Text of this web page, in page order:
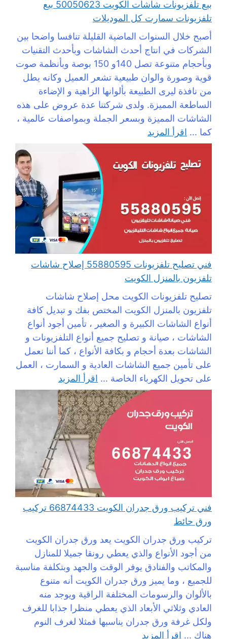
بيع تلفزيونات شاشات الكويت 50050623 بيع
تلفزيونات سمارت كل الموديلات
أصبح خلال السنوات الماضية القليلة تنافسا واضحا بين
الشركات في انتاج أحدث الشاشات وبأحدث التقنيات
وبأحجام متنوعة تصل 140و 150 بوصة وبأنظمة صوت
قوية وصورة والوان طبيعية تشعر العميل وكانه يطل
من نافذة ليرى الطبيعة بألوانها الزاهية و الإضاءة
الساطعة المميزة. ولدى شركتنا عدة عروض على هذه
الشاشات المميزة وبسعر الجملة وبمواصفات عالمية ،
كما ... اقرأ المزيد
فني تصليح تلفزيونات 55880595 إصلاح شاشات
تلفزيون بالمنزل الكويت
تصليح تلفزيونات الكويت محل إصلاح شاشات
تلفزيون بالمنزل الكويت المختص بفك و تبديل كافة
أنواع الشاشات الكبيرة و الصغير ، تأمين أجود أنواع
الشاشات ، صيانة و تصليح جميع أنواع التلفزيونات و
الشاشات بعدة أحجام و بكافة الأنواع ، كما أننا نعمل
على تأمين جميع الشاشات العادية و السمارت ، العمل
على تحويل الكهرباء الخاصة ... اقرأ المزيد
فني تركيب ورق جدران الكويت 66874433 تركيب
ورق حائط
تركيب ورق جدران الكويت يعد ورق جدران الكويت
من أجود الأنواع والذي يعطي رونقا جميلا للمنازل
والمكاتب والفنادق يوفر الوقت والجهد وبتكلفة مناسبة
للجميع ، وما يميز ورق جدران الكويت أنه متنوع
بالألوان والرسومات المختلفة الراقية ويوجد منه
العادي وثلاثي الأبعاد الذي يعطي منظرا جذابا للغرف
ولكل غرفة ورق جدران يناسبها فمثلا لغرف النوم
هناك ... اقرأ المزيد